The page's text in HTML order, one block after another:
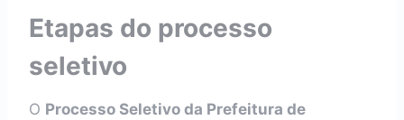
Etapas do processo
seletivo
O Processo Seletivo da Prefeitura de